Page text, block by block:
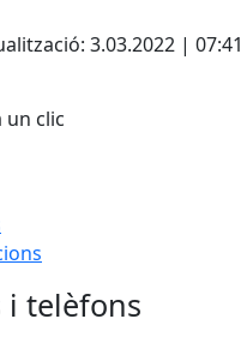
3.03.2022 | 07:41
un clic
i telèfons